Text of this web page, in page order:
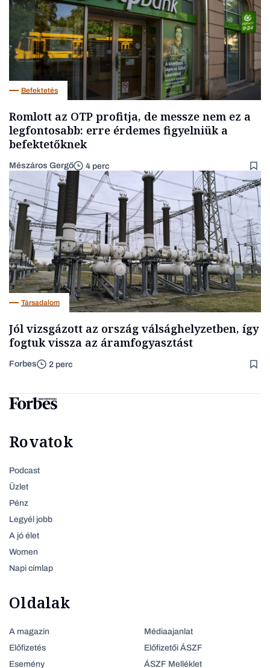
Befektetés
Romlott az OTP profitja, de messze nem ez a
legfontosabb: erre érdemes figyelniük a
befektetőknek
Mészáros Gergő 4 perc
Társadalom
Jól vizsgázott az ország válsághelyzetben, így
fogtuk vissza az áramfogyasztást
Forbes 2 perc
Rovatok
Podcast
Üzlet
Pénz
Legyél jobb
A jó élet
Women
Napi címlap
Oldalak
A magazin
Előfizetés
Esemény
Médiaajanlat
Előfizetői ÁSZF
ÁSZF Melléklet